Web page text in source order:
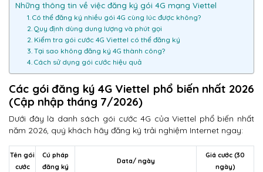
Những thông tin về việc đăng ký gói 4G mạng Viettel
1. Có thể đăng ký nhiều gói 4G cùng lúc được không?
2. Quy định dùng dung lượng và phút gọi
2. Kiểm tra gói cước 4G Viettel có thể đăng ký
3. Tại sao không đăng ký 4G thành công?
4. Cách sử dụng gói cước hiệu quả
Các gói đăng ký 4G Viettel phổ biến nhất 2026
(Cập nhập tháng 7/2026)
Dưới đây là danh sách gói cước 4G của Viettel phổ biến nhất
năm 2026, quý khách hãy đăng ký trải nghiệm Internet ngay:
Tên gói
cước
Cú pháp
đăng ký
Data/ ngày
Giá cước (30
ngày)